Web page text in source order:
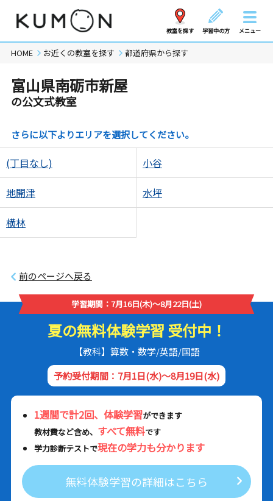
教室を探す 学習中の方 メニュー
HOME お近くの教室を探す 都道府県から探す
富山県南砺市新屋
の公文式教室
さらに以下よりエリアを選択してください。
(丁目なし) 小谷
地開津 水坪
横林
前のページへ戻る
学習期間：7月16日(木)～8月22日(土)
夏の無料体験学習 受付中！
【教科】算数・数学/英語/国語
予約受付期間：7月1日(水)～8月19日(水)
1週間で計2回、体験学習ができます
教材費など含め、 すべて無料です
学力診断テストで現在の学力も分かります
無料体験学習の詳細はこちら